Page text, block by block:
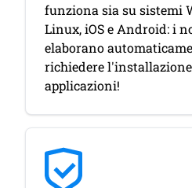
funziona sia su sistemi
Linux, iOS e Android: i
elaborano
richiedere
applicazioni!